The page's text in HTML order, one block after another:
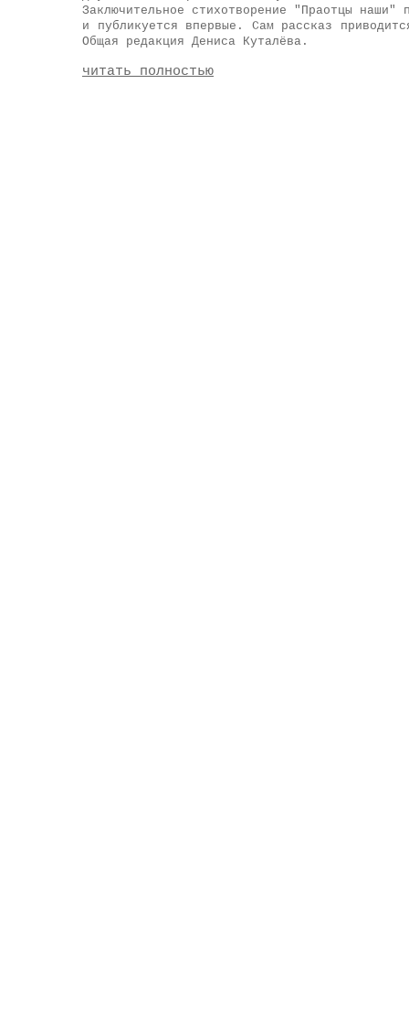
Заключительное стихотворение "Праотцы наши"
и публикуется впервые. Сам рассказ
Общая редакция Дениса Куталёва.
читать полностью